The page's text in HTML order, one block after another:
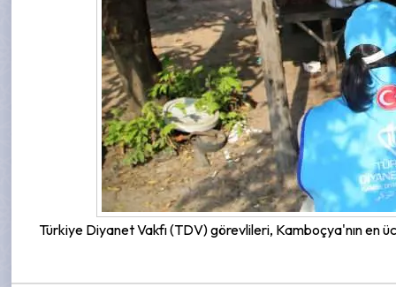
Türkiye Diyanet Vakfı (TDV) görevlileri, Kamboçya'nın en